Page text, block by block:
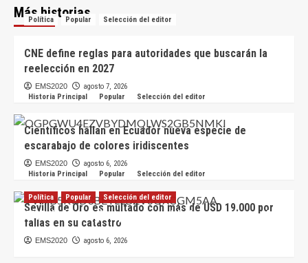
Más historias
Política Popular Selección del editor
CNE define reglas para autoridades que buscarán la
reelección en 2027
EMS2020
agosto 7, 2026
Historia Principal
Popular Selección del editor
Científicos hallan en Ecuador nueva especie de
escarabajo de colores iridiscentes
EMS2020
agosto 6, 2026
Historia Principal
Popular Selección del editor
Sevilla de Oro es multado con más de USD 19.000 por
fallas en su catastro
EMS2020 agosto 6, 2026
Política Popular Selección del editor
CNE define reglas para autoridades que buscarán